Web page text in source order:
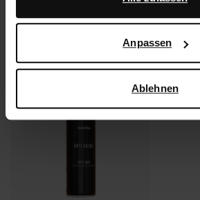
Darüber hinaus arbeiten wir mit
darüber, wie Google Ihre
verwendet, finden Sie auf derSeite
Anpassen
Ablehnen
Was andere kauften
of